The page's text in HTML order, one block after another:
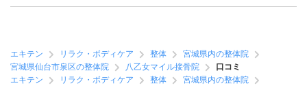
エキテン リラク・ボディケア 整体
宮城県内の整体院
宮城県仙台市泉区の整体院
八乙女マイル接骨院
口コミ
エキテン
リラク・ボディケア 整体
宮城県内の整体院